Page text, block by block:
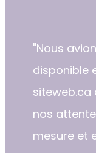
"​Nous
disponible
siteweb.ca
nos
mesure et